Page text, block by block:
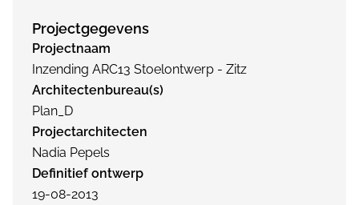
Projectgegevens
Projectnaam
Inzending ARC13 Stoelontwerp - Zitz
Architectenbureau(s)
Plan_D
Projectarchitecten
Nadia Pepels
Definitief ontwerp
19-08-2013